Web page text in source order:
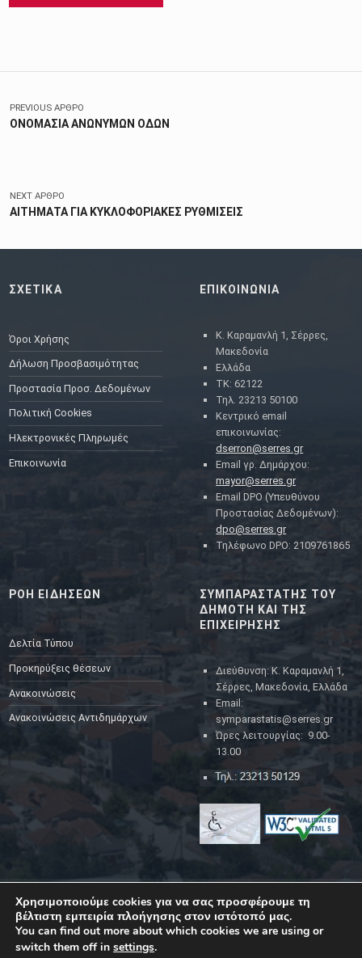
Πλοήγηση άρθρων
PREVIOUS ΆΡΘΡΟ
ΟΝΟΜΑΣΙΑ ΑΝΩΝΥΜΩΝ ΟΔΩΝ
NEXT ΆΡΘΡΟ
ΑΙΤΗΜΑΤΑ ΓΙΑ ΚΥΚΛΟΦΟΡΙΑΚΕΣ ΡΥΘΜΙΣΕΙΣ
ΣΧΕΤΙΚΑ
Όροι Χρήσης
Δήλωση Προσβασιμότητας
Προστασία Προσ. Δεδομένων
Πολιτική Cookies
Ηλεκτρονικές Πληρωμές
Επικοινωνία
ΕΠΙΚΟΙΝΩΝΙΑ
Κ. Καραμανλή 1, Σέρρες,
Μακεδονία
Ελλάδα
ΤΚ: 62122
Τηλ. 23213 50100
Κεντρικό email
επικοινωνίας:
dserron@serres.gr
Email γρ. Δημάρχου:
mayor@serres.gr
Email DPO (Υπευθύνου
Προστασίας Δεδομένων):
dpo@serres.gr
Τηλέφωνο DPO: 2109761865
ΡΟΗ ΕΙΔΗΣΕΩΝ
Δελτία Τύπου
Προκηρύξεις θέσεων
Ανακοινώσεις
Ανακοινώσεις Αντιδημάρχων
ΣΥΜΠΑΡΑΣΤΑΤΗΣ ΤΟΥ
ΔΗΜΟΤΗ ΚΑΙ ΤΗΣ
ΕΠΙΧΕΙΡΗΣΗΣ
Διεύθυνση: Κ. Καραμανλή 1,
Σέρρες, Μακεδονία, Ελλάδα
Email:
symparastatis@serres.gr
Ώρες λειτουργίας: 9.00-
13.00
© 2023Δήμος Σερρών |Back to top ↑
YouTubeFacebook
Χρησιμοποιούμε cookies για να σας προσφέρουμε τη
βέλτιστη εμπειρία πλοήγησης στον ιστότοπό μας.
You can find out more about which cookies we are using or
switch them off in settings.